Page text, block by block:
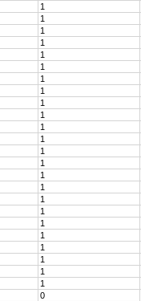
1
1
1
1
1
1
1
1
1
1
1
1
1
1
1
1
1
1
1
1
1
1
1
1
0